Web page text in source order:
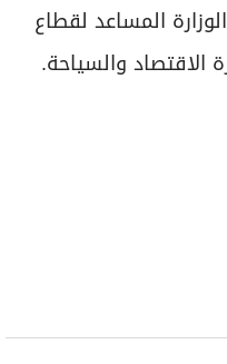
المساعد لقطاع
الاقتصاد والسياحة.